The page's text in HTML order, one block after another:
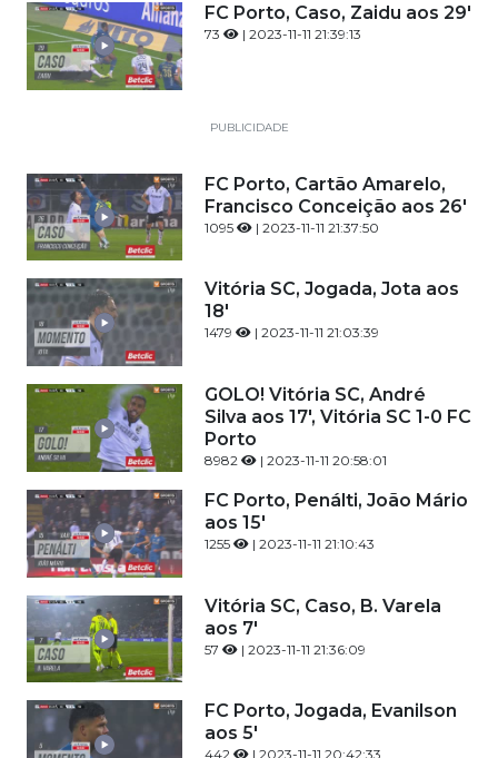
FC Porto, Caso, Zaidu aos 29'
73 | 2023-11-11 21:39:13
PUBLICIDADE
FC Porto, Cartão Amarelo,
Francisco Conceição aos 26'
1095 | 2023-11-11 21:37:50
Vitória SC, Jogada, Jota aos
18'
1479 | 2023-11-11 21:03:39
GOLO! Vitória SC, André
Silva aos 17', Vitória SC 1-0 FC
Porto
8982 | 2023-11-11 20:58:01
FC Porto, Penálti, João Mário
aos 15'
1255 | 2023-11-11 21:10:43
Vitória SC, Caso, B. Varela
aos 7'
57 | 2023-11-11 21:36:09
FC Porto, Jogada, Evanilson
aos 5'
442 | 2023-11-11 20:42:33